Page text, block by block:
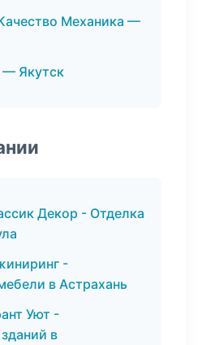
Механика —
Якутск
Декор - Отделка
-
в Астрахань
Уют -
в